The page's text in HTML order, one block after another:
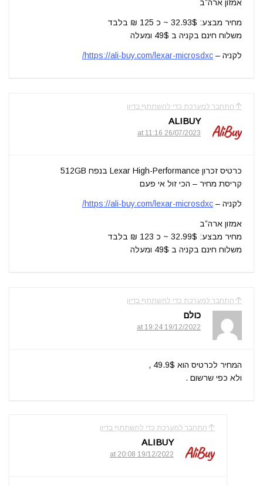
אמזון ארה”ב
מחיר מבצע: 32.93$ ~ כ 125 ₪ בלבד
משלוח חינם בקניה ב 49$ ומעלה
לקניה – https://ali-buy.com/lexar-microsdxc/
התחבר למערכת כדי להשתתף בדיון
ALIBUY
26/07/2023 at 11:16
כרטיס זכרון Lexar High-Performance בנפח 512GB
קריסת מחיר – הכי זול אי פעם
לקניה – https://ali-buy.com/lexar-microsdxc/
אמזון ארה”ב
מחיר מבצע: 32.99$ ~ כ 123 ₪ בלבד
משלוח חינם בקניה ב 49$ ומעלה
התחבר למערכת כדי להשתתף בדיון
כולם
19/12/2022 at 19:24
המחיר לכרטיס הוא 49.9$ ,
ולא כפי שרשום .
התחבר למערכת כדי להשתתף בדיון
ALIBUY
19/12/2022 at 20:08